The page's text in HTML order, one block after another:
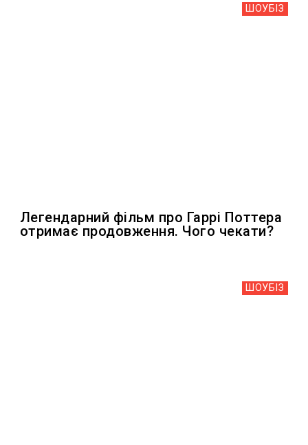
ШОУБIЗ
Легендарний фільм про Гаррі Поттера
отримає продовження. Чого чекати?
ШОУБIЗ